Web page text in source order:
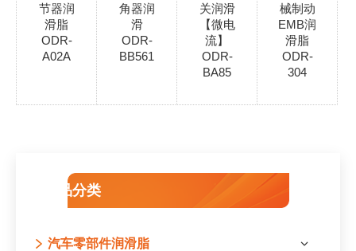
节器润
滑脂
ODR-
A02A
角器润
滑
ODR-
BB561
关润滑
【微电
流】
ODR-
BA85
械制动
EMB润
滑脂
ODR-
304
产品分类
汽车零部件润滑脂